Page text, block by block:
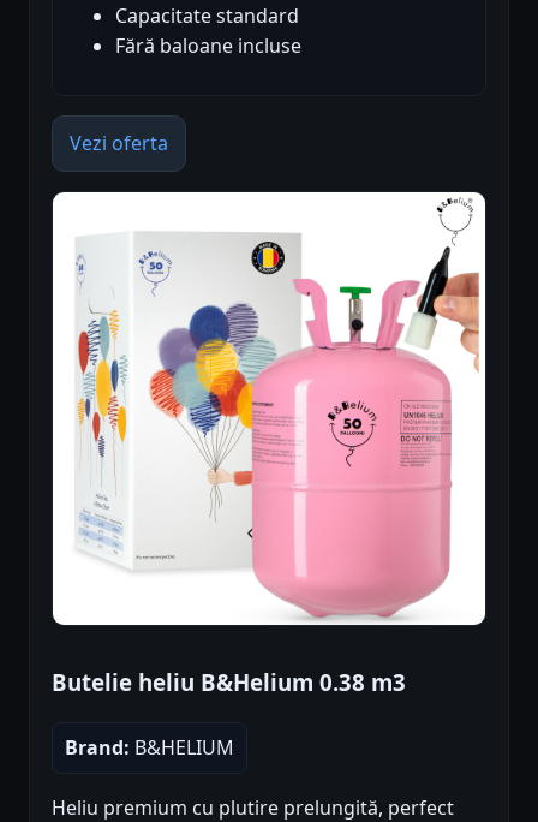
Capacitate standard
Fără baloane incluse
Vezi oferta
Butelie heliu B&Helium 0.38 m3
Brand: B&HELIUM
Heliu premium cu plutire prelungită, perfect